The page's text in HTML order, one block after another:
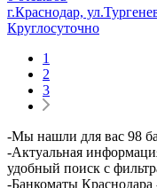
г.Краснодар,
Круглосуточно
1
2
3
-Мы нашли для вас 98
-Актуальная
удобный поиск с
-Банкоматы